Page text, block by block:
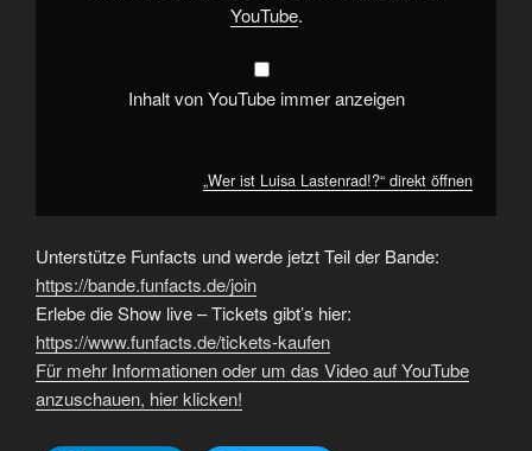
YouTube.
Inhalt von YouTube immer anzeigen
„Wer ist Luisa Lastenrad!?“ direkt öffnen
Unterstütze Funfacts und werde jetzt Teil der Bande:
https://bande.funfacts.de/join
Erlebe die Show live – Tickets gibt’s hier:
https://www.funfacts.de/tickets-kaufen
Für mehr Informationen oder um das Video auf YouTube
anzuschauen, hier klicken!